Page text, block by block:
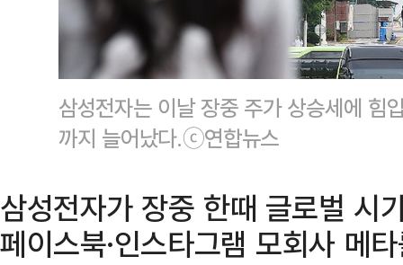
삼성전자는 이날 장중 주가 상승세에
까지 늘어났다.ⓒ연합뉴스
삼성전자가 장중 한때 글로벌 시
페이스북·인스타그램 모회사 메